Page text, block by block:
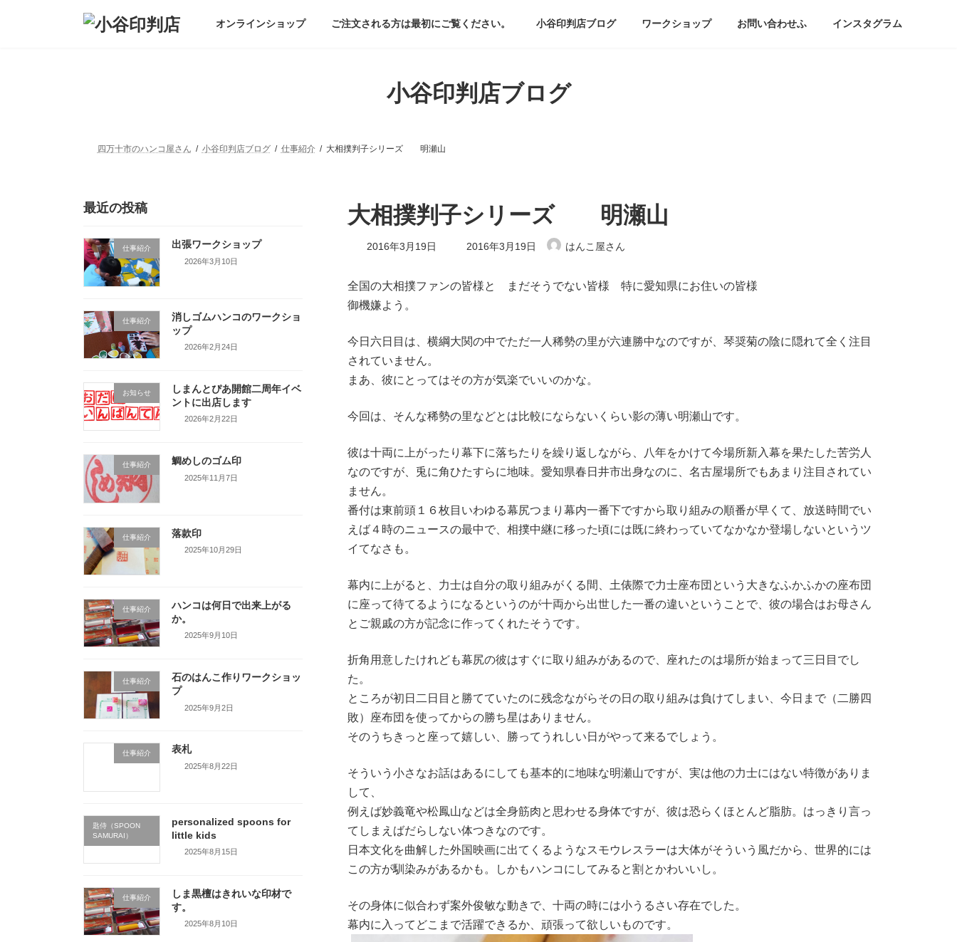
オンラインショップ ご注文される方は最初にご覧ください。 小谷印判店ブログ ワークショップ お問い合わせふ インスタグラム
小谷印判店ブログ
四万十市のハンコ屋さん 小谷印判店ブログ 仕事紹介 大相撲判子シリーズ 明瀬山
大相撲判子シリーズ 明瀬山
2016年3月19日
最
終
新
日
2016年3月19日 はんこ屋さん
全国の大相撲ファンの皆様と まだそうでない皆様 特に愛知県にお住いの皆様
御機嫌よう。
今日六日目は、横綱大関の中でただ一人稀勢の里が六連勝中なのですが、琴奨菊の陰に隠れて全く注目
されていません。
まあ、彼にとってはその方が気楽でいいのかな。
今回は、そんな稀勢の里などとは比較にならないくらい影の薄い明瀬山です。
彼は十両に上がったり幕下に落ちたりを繰り返しながら、八年をかけて今場所新入幕を果たした苦労人
なのですが、兎に角ひたすらに地味。愛知県春日井市出身なのに、名古屋場所でもあまり注目されてい
ません。
番付は東前頭１６枚目いわゆる幕尻つまり幕内一番下ですから取り組みの順番が早くて、放送時間でい
えば４時のニュースの最中で、相撲中継に移った頃には既に終わっていてなかなか登場しないというツ
イてなさも。
幕内に上がると、力士は自分の取り組みがくる間、土俵際で力士座布団という大きなふかふかの座布団
に座って待てるようになるというのが十両から出世した一番の違いということで、彼の場合はお母さん
とご親戚の方が記念に作ってくれたそうです。
折角用意したけれども幕尻の彼はすぐに取り組みがあるので、座れたのは場所が始まって三日目でし
た。
ところが初日二日目と勝てていたのに残念ながらその日の取り組みは負けてしまい、今日まで（二勝四
敗）座布団を使ってからの勝ち星はありません。
そのうちきっと座って嬉しい、勝ってうれしい日がやって来るでしょう。
そういう小さなお話はあるにしても基本的に地味な明瀬山ですが、実は他の力士にはない特徴がありま
して、
例えば妙義竜や松鳳山などは全身筋肉と思わせる身体ですが、彼は恐らくほとんど脂肪。はっきり言っ
てしまえばだらしない体つきなのです。
日本文化を曲解した外国映画に出てくるようなスモウレスラーは大体がそういう風だから、世界的には
この方が馴染みがあるかも。しかもハンコにしてみると割とかわいいし。
その身体に似合わず案外俊敏な動きで、十両の時には小うるさい存在でした。
幕内に入ってどこまで活躍できるか、頑張って欲しいものです。
最近の投稿
仕事紹介 出張ワークショップ
2026年3月10日
仕事紹介
消しゴムハンコのワークショ
ップ
2026年2月24日
お知らせ
しまんとぴあ開館二周年イベ
ントに出店します
2026年2月22日
仕事紹介 鯛めしのゴム印
2025年11月7日
仕事紹介 落款印
2025年10月29日
仕事紹介
ハンコは何日で出来上がる
か。
2025年9月10日
仕事紹介
石のはんこ作りワークショッ
プ
2025年9月2日
仕事紹介 表札
2025年8月22日
匙侍（SPOON
SAMURAI）
personalized spoons for
little kids
2025年8月15日
仕事紹介
しま黒檀はきれいな印材で
す。
2025年8月10日